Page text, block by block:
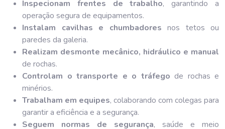
Inspecionam frentes de trabalho, garantindo a
operação segura de equipamentos.
Instalam cavilhas e chumbadores nos tetos ou
paredes da galeria.
Realizam desmonte mecânico, hidráulico e manual
de rochas.
Controlam o transporte e o tráfego de rochas e
minérios.
Trabalham em equipes, colaborando com colegas para
garantir a eficiência e a segurança.
Seguem normas de segurança, saúde e meio